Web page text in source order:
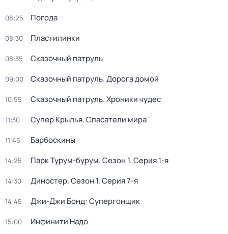
08:25 Погода
08:30 Пластилинки
08:35 Сказочный патруль
09:00 Сказочный патруль. Дорога домой
10:55 Сказочный патруль. Хроники чудес
11:30 Супер Крылья. Спасатели мира
11:45 Барбоскины
14:25 Парк Турум-бурум. Сезон 1. Серия 1-я
14:30 Диностер. Сезон 1. Серия 7-я
14:45 Джи-Джи Бонд: Супергонщик
15:00 Инфинити Надо